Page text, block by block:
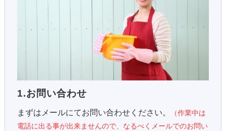
1.お問い合わせ
まずはメールにてお問い合わせください。
（作業中は
電話に出る事が出来ませんので、なるべくメールでのお問い